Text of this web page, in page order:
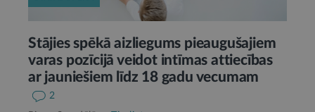
Stājies spēkā aizliegums pieaugušajiem
varas pozīcijā veidot intīmas attiecības
ar jauniešiem līdz 18 gadu vecumam
2